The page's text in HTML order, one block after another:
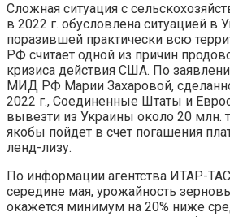
Сложная ситуация с
в 2022 г. обусловлена ситуацией в
поразившей практически всю
РФ считает одной из причин
кризиса действия США. По
МИД РФ Марии Захаровой,
2022 г., Соединенные Штаты и
вывезти из Украины около 20 млн.
якобы пойдет в счет погашения
ленд-лизу.
По информации агентства ИТАР-
середине мая, урожайность
окажется минимум на 20% ниже